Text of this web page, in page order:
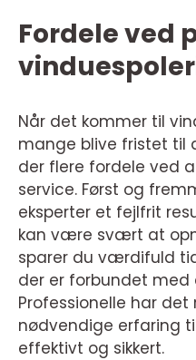
Fordele ved
Når det kommer til
mange blive fristet til
der flere fordele ved
service. Først og
eksperter et fejlfrit
kan være svært at
sparer du værdifuld
der er forbundet
Professionelle har
nødvendige erfaring
effektivt og sikkert.